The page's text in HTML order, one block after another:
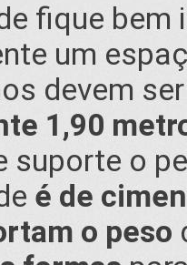
fique
um
devem
1,90
suporte o
é de
o peso